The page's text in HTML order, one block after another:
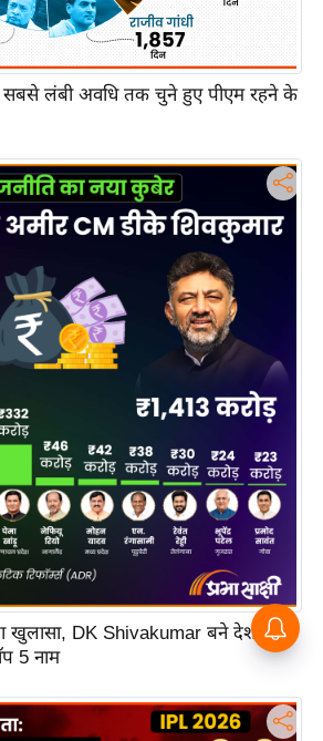
सबसे लंबी अवधि तक चुने हुए पीएम रहने के
खुलासा, DK Shivakumar बने देश के
5 नाम